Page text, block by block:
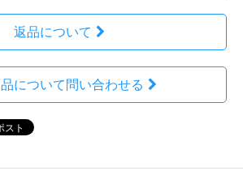
返品について
について問い合わせる